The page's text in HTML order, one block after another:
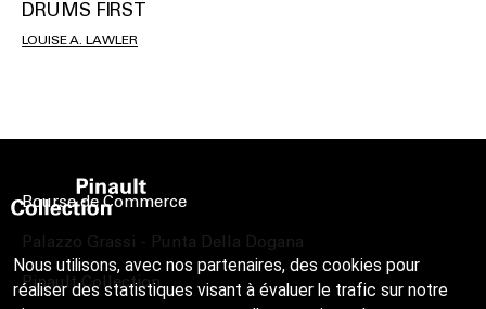
DRUMS FIRST
LOUISE A. LAWLER
Bourse de Commerce
Palazzo Grassi - Punta Della Dogana
Pinault Collection
Nous utilisons, avec nos partenaires, des cookies pour
réaliser des statistiques visant à évaluer le trafic sur notre